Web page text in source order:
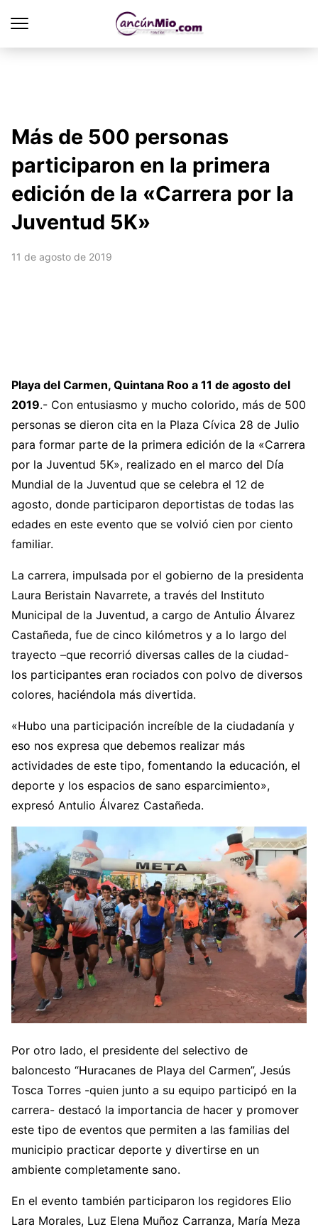
Más de 500 personas
participaron en la primera
edición de la «Carrera por la
Juventud 5K»
11 de agosto de 2019
Playa del Carmen, Quintana Roo a 11 de agosto del
2019.- Con entusiasmo y mucho colorido, más de 500
personas se dieron cita en la Plaza Cívica 28 de Julio
para formar parte de la primera edición de la «Carrera
por la Juventud 5K», realizado en el marco del Día
Mundial de la Juventud que se celebra el 12 de
agosto, donde participaron deportistas de todas las
edades en este evento que se volvió cien por ciento
familiar.
La carrera, impulsada por el gobierno de la presidenta
Laura Beristain Navarrete, a través del Instituto
Municipal de la Juventud, a cargo de Antulio Álvarez
Castañeda, fue de cinco kilómetros y a lo largo del
trayecto –que recorrió diversas calles de la ciudad-
los participantes eran rociados con polvo de diversos
colores, haciéndola más divertida.
«Hubo una participación increíble de la ciudadanía y
eso nos expresa que debemos realizar más
actividades de este tipo, fomentando la educación, el
deporte y los espacios de sano esparcimiento»,
expresó Antulio Álvarez Castañeda.
Por otro lado, el presidente del selectivo de
baloncesto “Huracanes de Playa del Carmen”, Jesús
Tosca Torres -quien junto a su equipo participó en la
carrera- destacó la importancia de hacer y promover
este tipo de eventos que permiten a las familias del
municipio practicar deporte y divertirse en un
ambiente completamente sano.
En el evento también participaron los regidores Elio
Lara Morales, Luz Elena Muñoz Carranza, María Meza